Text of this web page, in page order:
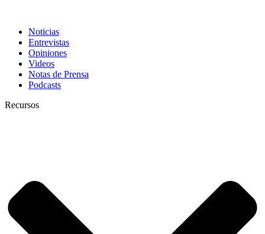
Noticias
Entrevistas
Opiniones
Videos
Notas de Prensa
Podcasts
Recursos